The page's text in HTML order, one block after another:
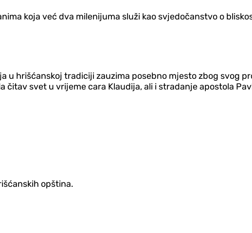
koja već dva milenijuma služi kao svjedočanstvo o
u hrišćanskoj tradiciji zauzima posebno mjesto zbog svog
čitav svet u vrijeme cara Klaudija, ali i stradanje apostola
opština.